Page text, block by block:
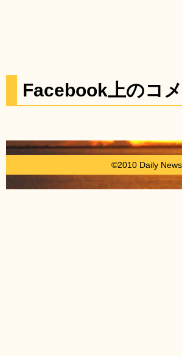
Facebook上のコ
©2010 Daily